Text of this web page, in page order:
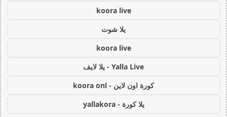
koora live
يلا شوت
koora live
Yalla Live - يلا لايف
كورة اون لاين - koora onl
يلا كورة - yallakora